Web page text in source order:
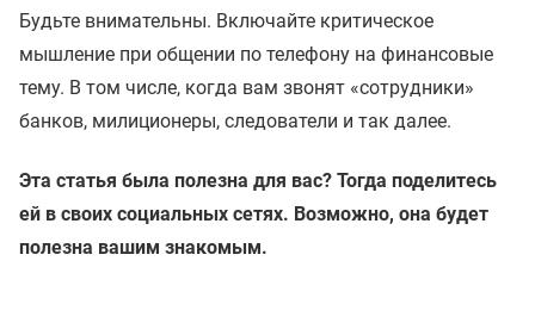
Будьте внимательны. Включайте критическое
мышление при общении по телефону на финансовые
тему. В том числе, когда вам звонят «сотрудники»
банков, милиционеры, следователи и так далее.
Эта статья была полезна для вас? Тогда поделитесь
ей в своих социальных сетях. Возможно, она будет
полезна вашим знакомым.